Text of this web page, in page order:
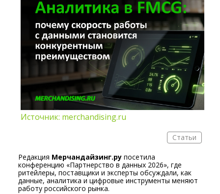
Источник: merchandising.ru
Статьи
Редакция Мерчандайзинг.ру посетила
конференцию «Партнерство в данных 2026», где
ритейлеры, поставщики и эксперты обсуждали, как
данные, аналитика и цифровые инструменты меняют
работу российского рынка.